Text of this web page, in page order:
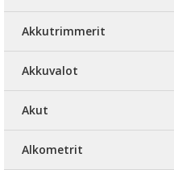
Akkutrimmerit
Akkuvalot
Akut
Alkometrit